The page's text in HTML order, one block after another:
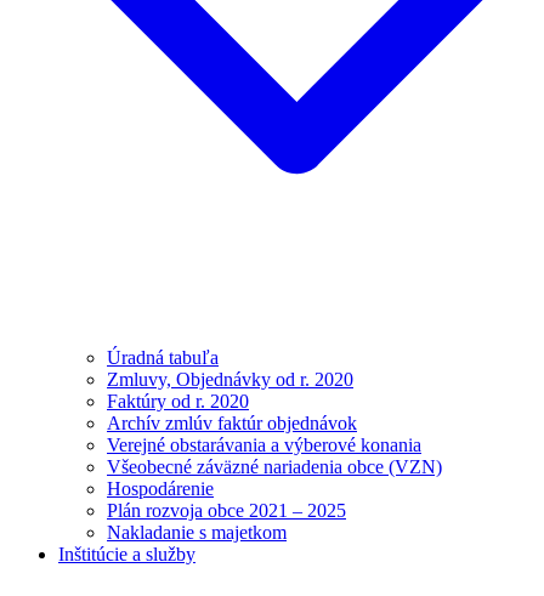
Úradná tabuľa
Zmluvy, Objednávky od r. 2020
Faktúry od r. 2020
Archív zmlúv faktúr objednávok
Verejné obstarávania a výberové konania
Všeobecné záväzné nariadenia obce (VZN)
Hospodárenie
Plán rozvoja obce 2021 – 2025
Nakladanie s majetkom
Inštitúcie a služby